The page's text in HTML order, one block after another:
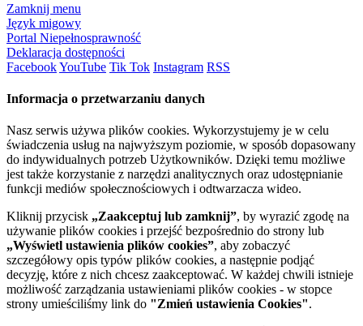
Zamknij menu
Język migowy
Portal Niepełnosprawność
Deklaracja dostępności
FacebookYouTube Tik Tok Instagram RSS
Informacja o przetwarzaniu danych
Nasz serwis używa plików cookies. Wykorzystujemy je w celu
świadczenia usług na najwyższym poziomie, w sposób dopasowany
do indywidualnych potrzeb Użytkowników. Dzięki temu możliwe
jest także korzystanie z narzędzi analitycznych oraz udostępnianie
funkcji mediów społecznościowych i odtwarzacza wideo.
Kliknij przycisk „Zaakceptuj lub zamknij”, by wyrazić zgodę na
używanie plików cookies i przejść bezpośrednio do strony lub
„Wyświetl ustawienia plików cookies”, aby zobaczyć
szczegółowy opis typów plików cookies, a następnie podjąć
decyzję, które z nich chcesz zaakceptować. W każdej chwili istnieje
możliwość zarządzania ustawieniami plików cookies - w stopce
strony umieściliśmy link do "Zmień ustawienia Cookies".